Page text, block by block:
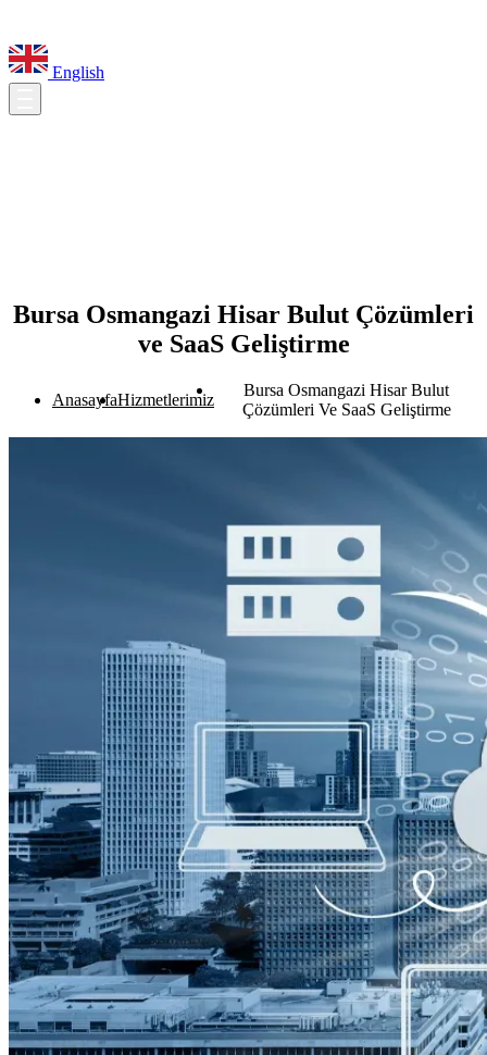
English
Bursa Osmangazi Hisar Bulut Çözümleri
ve SaaS Geliştirme
AnasayfaHizmetlerimiz
Bursa Osmangazi Hisar Bulut
Çözümleri Ve SaaS Geliştirme